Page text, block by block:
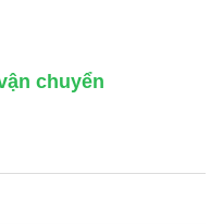
chuyển